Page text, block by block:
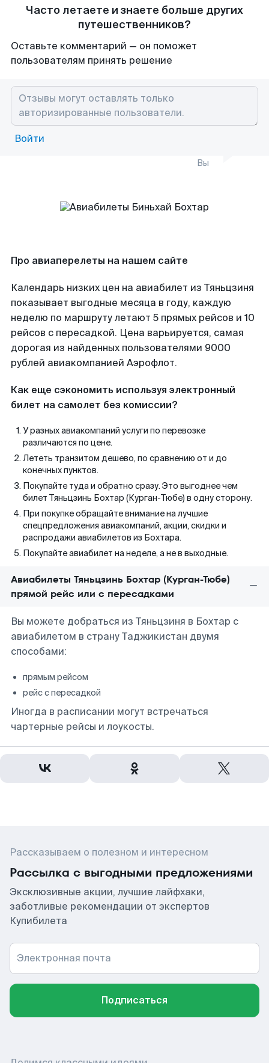
Часто летаете и знаете больше других
путешественников?
Оставьте комментарий — он поможет
пользователям принять решение
Войти
Вы
Про авиаперелеты на нашем сайте
Календарь низких цен на авиабилет из Тяньцзиня
показывает выгодные месяца в году, каждую
неделю по маршруту летают 5 прямых рейсов и 10
рейсов с пересадкой. Цена варьируется, самая
дорогая из найденных пользователями 9000
рублей авиакомпанией Аэрофлот.
Как еще сэкономить используя электронный
билет на самолет без комиссии?
У разных авиакомпаний услуги по перевозке
различаются по цене.
Лететь транзитом дешево, по сравнению от и до
конечных пунктов.
Покупайте туда и обратно сразу. Это выгоднее чем
билет Тяньцзинь Бохтар (Курган-Тюбе) в одну сторону.
При покупке обращайте внимание на лучшие
спецпредложения авиакомпаний, акции, скидки и
распродажи авиабилетов из Бохтара.
Покупайте авиабилет на неделе, а не в выходные.
Авиабилеты Тяньцзинь Бохтар (Курган-Тюбе)
прямой рейс или с пересадками
Вы можете добраться из Тяньцзиня в Бохтар с
авиабилетом в страну Таджикистан двумя
способами:
прямым рейсом
рейс с пересадкой
Иногда в расписании могут встречаться
чартерные рейсы и лоукосты.
Рассказываем о полезном и интересном
Рассылка с выгодными предложениями
Эксклюзивные акции, лучшие лайфхаки,
заботливые рекомендации от экспертов
Купибилета
Электронная почта
Подписаться